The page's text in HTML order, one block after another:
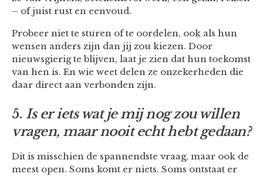
– of juist rust en eenvoud.
Probeer niet te sturen of te oordelen, ook als hun
wensen anders zijn dan jij zou kiezen. Door
nieuwsgierig te blijven, laat je zien dat hun toekomst
van hen is. En wie weet delen ze onzekerheden die
daar direct aan verbonden zijn.
5. Is er iets wat je mij nog zou willen
vragen, maar nooit echt hebt gedaan?
Dit is misschien de spannendste vraag, maar ook de
meest open. Soms komt er niets. Soms ontstaat er